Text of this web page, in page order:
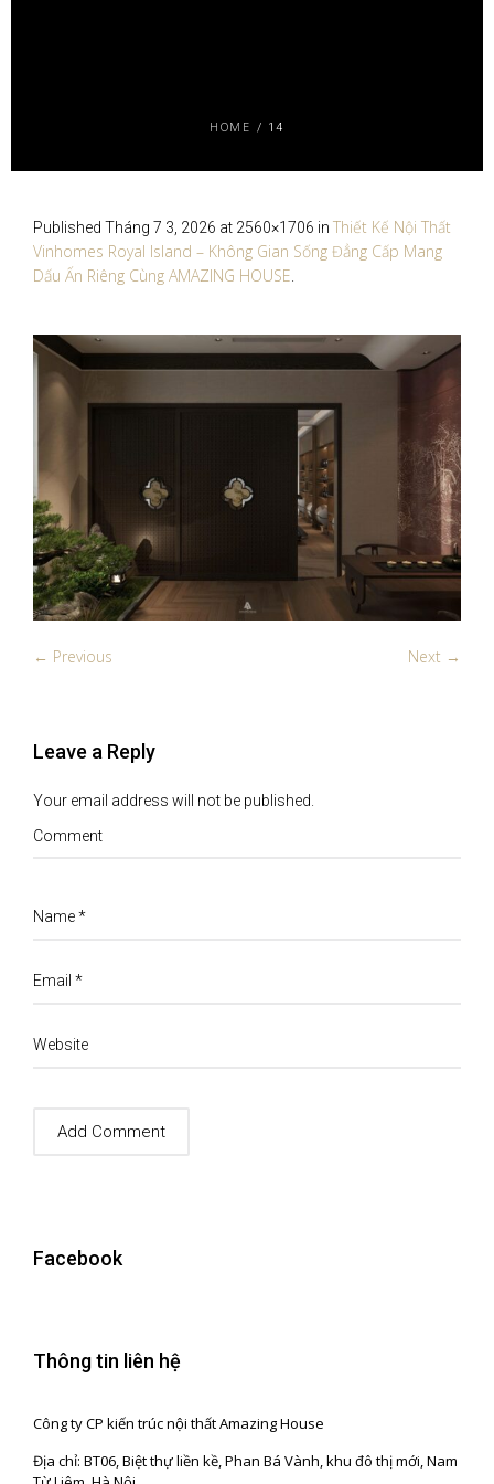
HOME / 14
Published Tháng 7 3, 2026 at 2560×1706 in Thiết Kế Nội Thất
Vinhomes Royal Island – Không Gian Sống Đẳng Cấp Mang
Dấu Ấn Riêng Cùng AMAZING HOUSE.
← Previous Next →
Leave a Reply
Your email address will not be published.
Comment
Name*
Email *
Website
Facebook
Thông tin liên hệ
Công ty CP kiến trúc nội thất Amazing House
Địa chỉ: BT06, Biệt thự liền kề, Phan Bá Vành, khu đô thị mới, Nam